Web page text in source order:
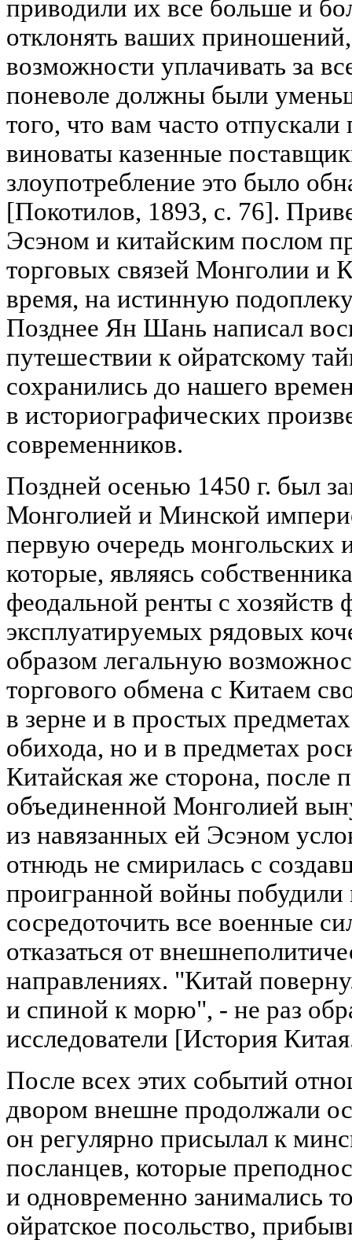
приводили их все больше и
отклонять ваших
возможности уплачивать за
поневоле должны были
того, что вам часто
виноваты казенные
злоупотребление это было
[Покотилов, 1893, с. 76].
Эсэном и китайским послом
торговых связей Монголии и
время, на истинную
Позднее Ян Шань написал
путешествии к ойратскому
сохранились до нашего
в историографических
современников.
Поздней осенью 1450 г. был
Монголией и Минской
первую очередь монгольских
которые, являясь
феодальной ренты с хозяйств
эксплуатируемых рядовых
образом легальную
торгового обмена с Китаем
в зерне и в простых
обихода, но и в предметах
Китайская же сторона, после
объединенной Монголией
из навязанных ей Эсэном
отнюдь не смирилась с
проигранной войны побудили
сосредоточить все военные
отказаться от
направлениях. "Китай
и спиной к морю", - не раз
исследователи [История
После всех этих событий
двором внешне продолжали
он регулярно присылал к
посланцев, которые
и одновременно занимались
ойратское посольство,